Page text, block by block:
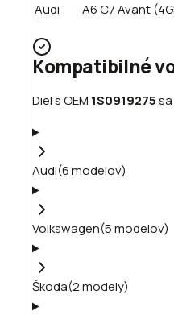
Audi
A6 C7 Avant
Kompatibilné
Diel s OEM 1S0919275
Audi(6modelov)
Volkswagen(5modelov)
Škoda(2modely)